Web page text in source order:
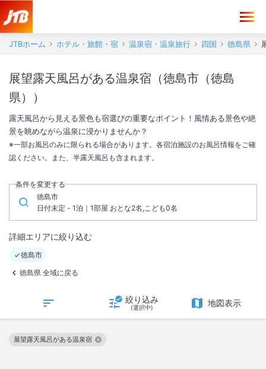
JTBホーム ホテル・旅館・宿 温泉宿・温泉旅行 四国 徳島県
展望露天風呂がある温泉宿（徳島市（徳島
県））
露天風呂から見える景色も宿選びの重要なポイント！風情ある景色や絶
景を眺めながら温泉に浸かりませんか？
※一部お風呂のみに限られる場合があります。各宿泊施設のお風呂情報をご確
認ください。また、半露天風呂も含まれます。
条件を変更する
徳島市
日付未定 - 1泊｜1部屋 おとな2名,こども0名
詳細エリアに絞り込む
徳島市
徳島県 全域に戻る
絞り込み
(選択中) 地図表示
展望露天風呂がある温泉宿
この絞り込み条件を解除